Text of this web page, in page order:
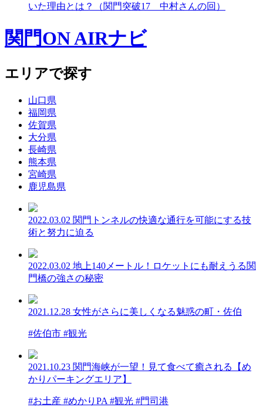
いた理由とは？（関門突破17 中村さんの回）
関門ON AIRナビ
エリアで探す
山口県
福岡県
佐賀県
大分県
長崎県
熊本県
宮崎県
鹿児島県
2022.03.02 関門トンネルの快適な通行を可能にする技
術と努力に迫る
2022.03.02 地上140メートル！ロケットにも耐えうる関
門橋の強さの秘密
2021.12.28 女性がさらに美しくなる魅惑の町・佐伯
#佐伯市 #観光
2021.10.23 関門海峡が一望！見て食べて癒される【め
かりパーキングエリア】
#お土産 #めかりPA #観光 #門司港